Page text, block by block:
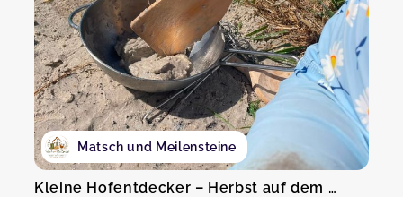
Matsch und Meilensteine
Kleine Hofentdecker – Herbst auf dem Hof